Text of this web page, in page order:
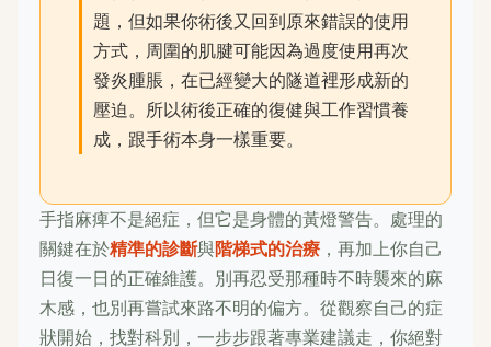
題，但如果你術後又回到原來錯誤的使用
方式，周圍的肌腱可能因為過度使用再次
發炎腫脹，在已經變大的隧道裡形成新的
壓迫。所以術後正確的復健與工作習慣養
成，跟手術本身一樣重要。
手指麻痺不是絕症，但它是身體的黃燈警告。處理的
關鍵在於精準的診斷與階梯式的治療 ，再加上你自己
日復一日的正確維護。別再忍受那種時不時襲來的麻
木感，也別再嘗試來路不明的偏方。從觀察自己的症
狀開始，找對科別，一步步跟著專業建議走，你絕對